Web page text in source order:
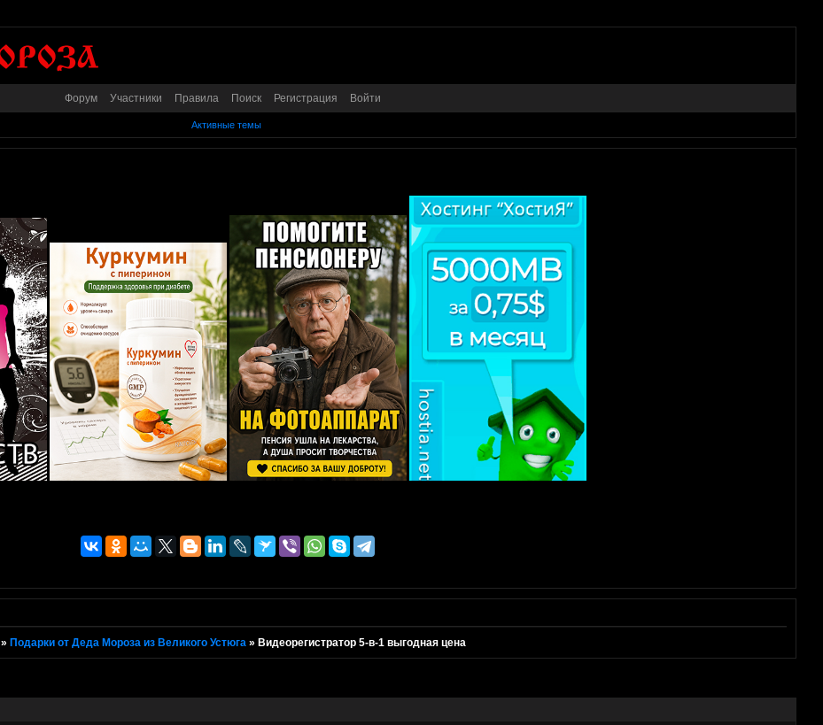
Форум Участники Правила Поиск Регистрация Войти
Активные темы
» Подарки от Деда Мороза из Великого Устюга » Видеорегистратор 5-в-1 выгодная цена